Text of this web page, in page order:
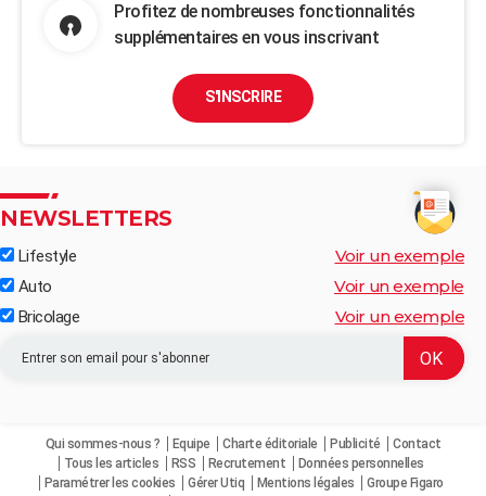
Profitez de nombreuses fonctionnalités
supplémentaires en vous inscrivant
S'INSCRIRE
NEWSLETTERS
Lifestyle Voir un exemple
Auto Voir un exemple
Bricolage Voir un exemple
Qui sommes-nous ? Equipe Charte éditoriale Publicité
Contact
Tous les articles
RSS Recrutement
Données personnelles
Paramétrer les cookies
Gérer Utiq Mentions légales
Groupe Figaro